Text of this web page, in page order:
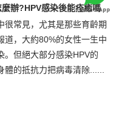
辦?HPV感染後能痊癒嗎
很常見，尤其是那些育齡期
道，大約80%的女性一生中
。但絕大部分感染HPV的
體的抵抗力把病毒清除......